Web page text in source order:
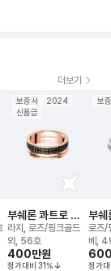
더보기
보증서
2024
신품급
부쉐론 콰트로 클
래식 웨딩 밴드 링
라지, 로즈/핑크골드
외, 56호
400만원
정가대비 31%
보
부쉐
디언
루
드 링
로즈/
베,
정가